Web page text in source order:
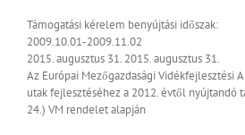
Támogatási kérelem benyújtási időszak:
2009.10.01-2009.11.02
2015. augusztus 31. 2015. augusztus 31.
Az Európai Mezőgazdasági Vidékfejlesztési
utak fejlesztéséhez a 2012. évtől nyújtandó
24.) VM rendelet alapján